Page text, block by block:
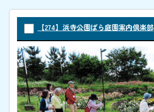
【274】浜寺公園ばら庭園案内倶楽部